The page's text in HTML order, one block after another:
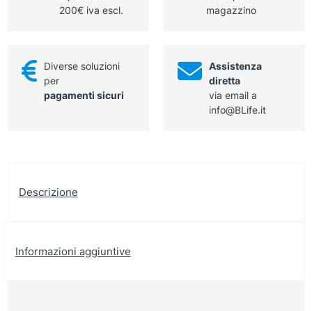
200€ iva escl.
magazzino
Diverse soluzioni
per
pagamenti sicuri
Assistenza
diretta
via email a
info@BLife.it
Descrizione
Informazioni aggiuntive